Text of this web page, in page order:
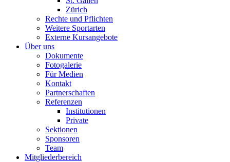
Zürich
Rechte und Pflichten
Weitere Sportarten
Externe Kursangebote
Über uns
Dokumente
Fotogalerie
Für Medien
Kontakt
Partnerschaften
Referenzen
Institutionen
Private
Sektionen
Sponsoren
Team
Mitgliederbereich